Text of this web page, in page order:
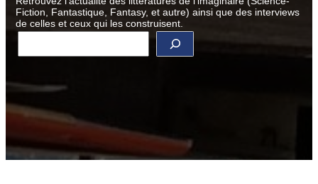
Fiction, Fantastique, Fantasy, et autre) ainsi que des interviews
de celles et ceux qui les construisent.
R
c
c